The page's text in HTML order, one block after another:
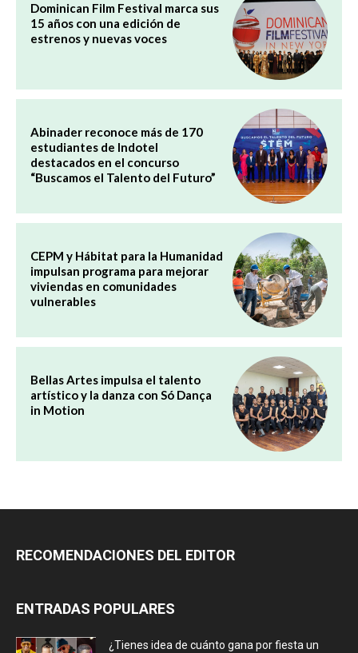
Dominican Film Festival marca sus
15 años con una edición de
estrenos y nuevas voces
Abinader reconoce más de 170
estudiantes de Indotel
destacados en el concurso
“Buscamos el Talento del Futuro”
CEPM y Hábitat para la Humanidad
impulsan programa para mejorar
viviendas en comunidades
vulnerables
Bellas Artes impulsa el talento
artístico y la danza con Só Dança
in Motion
RECOMENDACIONES DEL EDITOR
ENTRADAS POPULARES
¿Tienes idea de cuánto gana por fiesta un